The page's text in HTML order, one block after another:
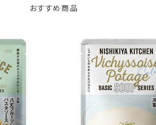
おすすめ商品